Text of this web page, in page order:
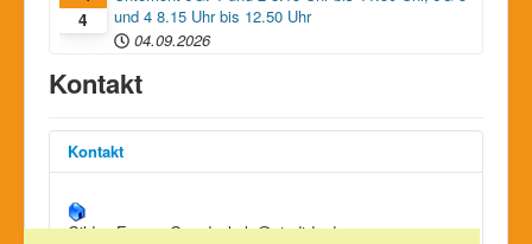
4
und 4 8.15 Uhr bis 12.50 Uhr
04.09.2026
Kontakt
Kontakt
Gilden-Europa-Grundschule@stadtdo.de